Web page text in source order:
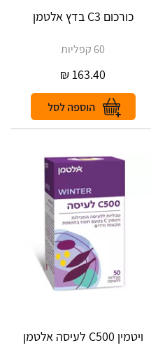
כורכום C3 בדץ אלטמן
60 קפליות
163.40
₪
ויטמין C500 לעיסה אלטמן